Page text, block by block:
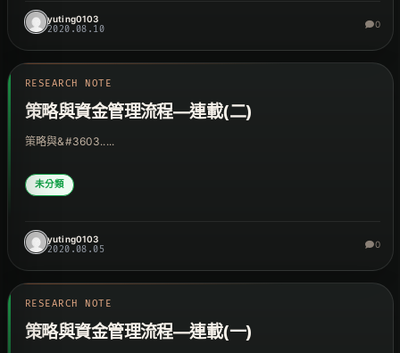
yuting0103
2020.08.10
0
RESEARCH NOTE
策略與資金管理流程—連載(二)
策略與&#3603.....
未分類
yuting0103
2020.08.05
0
RESEARCH NOTE
策略與資金管理流程—連載(一)